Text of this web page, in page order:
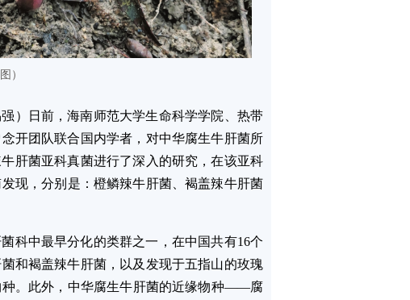
）
）日前，海南师范大学生命科学学院、热带
开团队联合国内学者，对中华腐生牛肝菌所
肝菌亚科真菌进行了深入的研究，在该亚科
现，分别是：橙鳞辣牛肝菌、褐盖辣牛肝菌
科中最早分化的类群之一，在中国共有16个
和褐盖辣牛肝菌，以及发现于五指山的玫瑰
。此外，中华腐生牛肝菌的近缘物种——腐